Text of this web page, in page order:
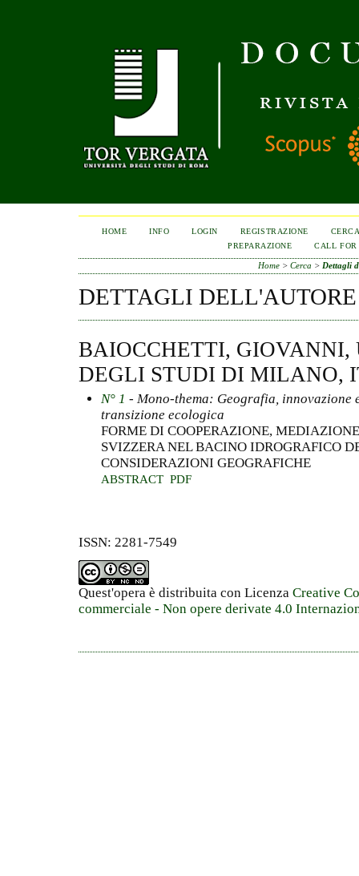
HOME INFO LOGIN REGISTRAZIONE
PREPARAZIONE
CALL FOR
Home> Cerca > Dettagli
DETTAGLI DELL'AUTORE
BAIOCCHETTI, GIOVANNI,
DEGLI STUDI DI MILANO,
N° 1 - Mono-thema: Geografia,
transizione ecologica
FORME DI COOPERAZIONE,
SVIZZERA NEL BACINO IDROGRAFICO
CONSIDERAZIONI GEOGRAFICHE
ABSTRACT PDF
ISSN: 2281-7549
Quest'opera è distribuita con Licenza Creative
commerciale - Non opere derivate 4.0